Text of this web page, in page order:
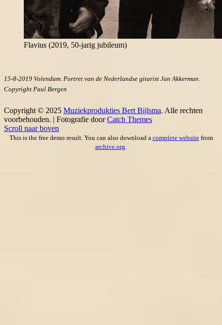
Flavius (2019, 50-jarig jubileum)
15-8-2019 Volendam. Portret van de Nederlandse gitarist Jan Akkerman.
Copyright Paul Bergen
Copyright © 2025 Muziekprodukties Bert Bijlsma. Alle rechten
voorbehouden. | Fotografie doorCatch Themes
Scroll naar boven
This is the free demo result. You can also download a complete websitefrom
archive.org.